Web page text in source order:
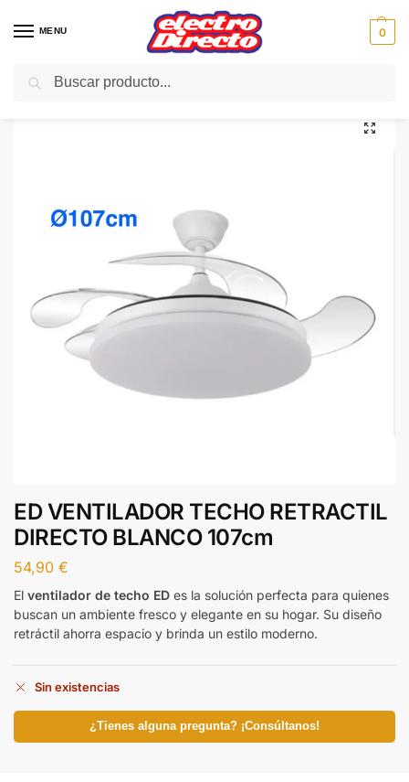
MENU 0
Inicio Climatización / Ventiladores
ED VENTILADOR TECHO RETRACTIL
DIRECTO BLANCO 107cm
54,90 €
El ventilador de techo ED es la solución perfecta para quienes
buscan un ambiente fresco y elegante en su hogar. Su diseño
retráctil ahorra espacio y brinda un estilo moderno.
Sin existencias
¿Tienes alguna pregunta? ¡Consúltanos!